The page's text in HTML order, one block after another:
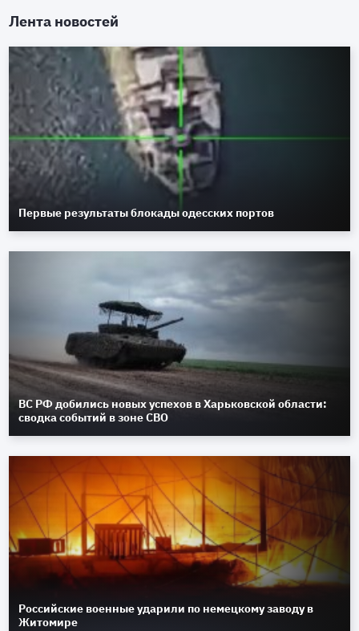
Лента новостей
Первые результаты блокады одесских портов
ВС РФ добились новых успехов в Харьковской области:
сводка событий в зоне СВО
Российские военные ударили по немецкому заводу в
Житомире